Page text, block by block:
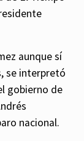
aunque sí
se interpretó
gobierno de
nacional.